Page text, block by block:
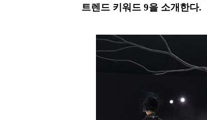
트렌드 키워드 9을 소개한다.